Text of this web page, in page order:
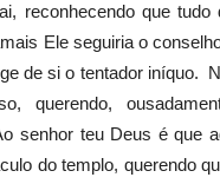
reconhecendo que
Ele seguiria o
de si o tentador iníquo.
querendo,
senhor teu Deus é que
do templo, querendo